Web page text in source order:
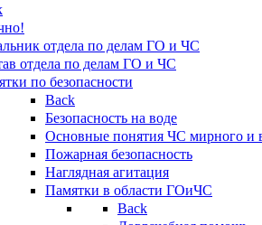
отдела по делам ГО и ЧС
отдела по делам ГО и ЧС
по безопасности
Back
Безопасность на воде
Основные понятия ЧС мирного и
Пожарная безопасность
Наглядная агитация
Памятки в области ГОиЧС
Back